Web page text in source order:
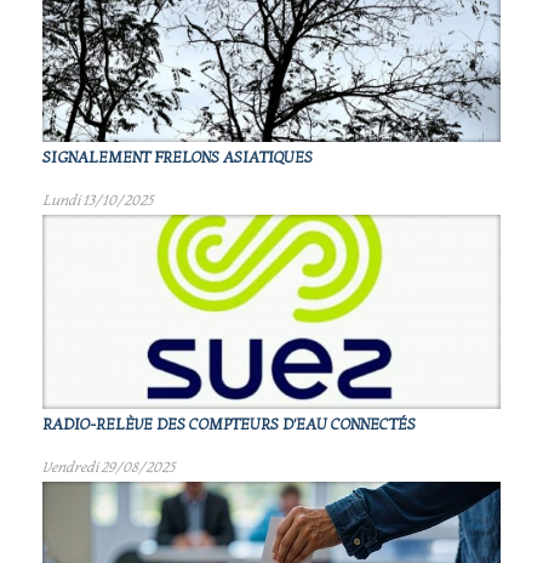
SIGNALEMENT FRELONS ASIATIQUES
Lundi 13/10/2025
RADIO-RELÈVE DES COMPTEURS D'EAU CONNECTÉS
Vendredi 29/08/2025